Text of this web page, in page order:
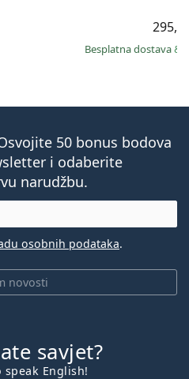
Besplatna dostava&
50 bonus bodova
i odaberite
narudžbu.
novosti
osobnih podataka.
savjet?
speak English!